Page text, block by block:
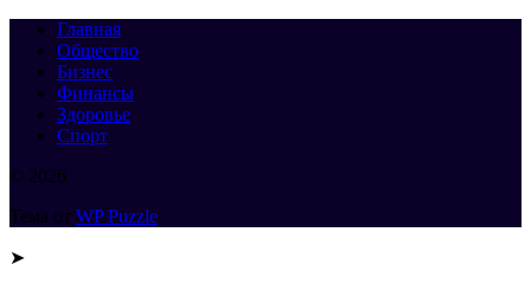
Главная
Общество
Бизнес
Финансы
Здоровье
Спорт
© 2026
Тема от WP Puzzle
➤